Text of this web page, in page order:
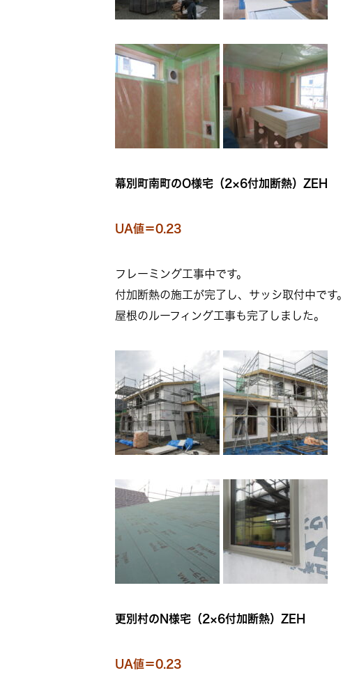
幕別町南町のO様宅（2×6付加断熱）ZEH
UA値＝0.23
フレーミング工事中です。
付加断熱の施工が完了し、サッシ取付中です。
屋根のルーフィング工事も完了しました。
更別村のN様宅（2×6付加断熱）ZEH
UA値＝0.23